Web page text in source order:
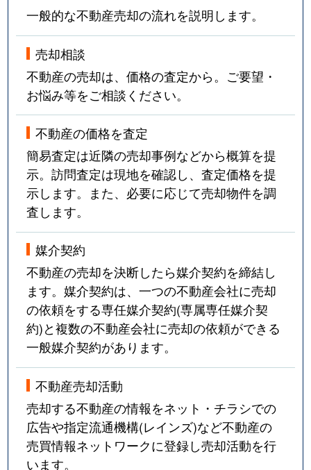
一般的な不動産売却の流れを説明します。
売却相談
不動産の売却は、価格の査定から。ご要望・
お悩み等をご相談ください。
不動産の価格を査定
簡易査定は近隣の売却事例などから概算を提
示。訪問査定は現地を確認し、査定価格を提
示します。また、必要に応じて売却物件を調
査します。
媒介契約
不動産の売却を決断したら媒介契約を締結し
ます。媒介契約は、一つの不動産会社に売却
の依頼をする専任媒介契約(専属専任媒介契
約)と複数の不動産会社に売却の依頼ができる
一般媒介契約があります。
不動産売却活動
売却する不動産の情報をネット・チラシでの
広告や指定流通機構(レインズ)など不動産の
売買情報ネットワークに登録し売却活動を行
います。